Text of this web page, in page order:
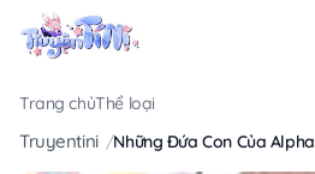
Trang chủThể loại
Truyentini Những Đứa Con Của Alpha